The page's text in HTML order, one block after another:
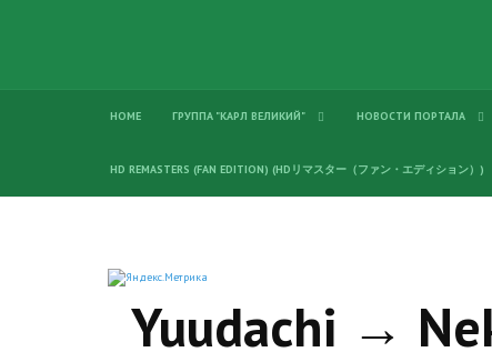
HOME ГРУППА "КАРЛ ВЕЛИКИЙ" НОВОСТИ ПОРТАЛА
HD REMASTERS (FAN EDITION) (HDリマスター（ファン・エディション）)
Yuudachi →